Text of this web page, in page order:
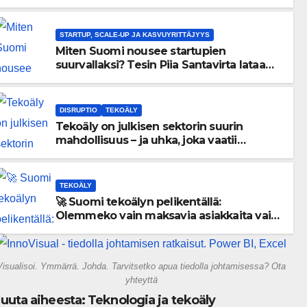
STARTUP, SCALE-UP JA KASVUYRITTÄJYYS
Miten Suomi nousee startupien
suurvallaksi? Tesin Piia Santavirta lataa
DISRUPTIO TEKOÄLY
Tekoäly on julkisen sektorin suurin
mahdollisuus – ja uhka, joka vaatii
TEKOÄLY
🚀 Suomi tekoälyn pelikentällä:
Olemmeko vain maksavia asiakkaita vai
gigatehtaan?
Ymmärrä. Johda. Tarvitsetko apua tiedolla johtamisessa? Ota
yhteyttä
aiheesta: Teknologia ja tekoäly